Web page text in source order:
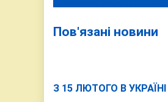
Пов'язані новини
З 15 ЛЮТОГО В